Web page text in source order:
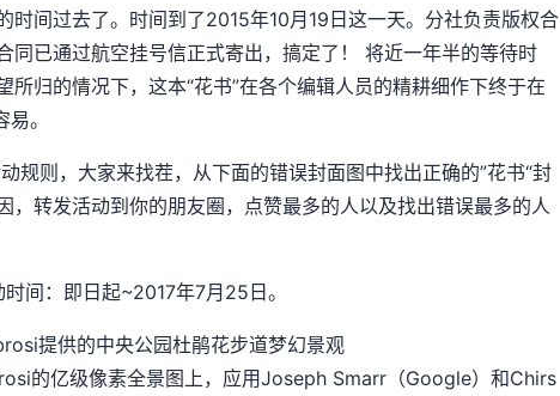
时间过去了。时间到了2015年10月19日这一天。分社负责版权合
同已通过航空挂号信正式寄出，搞定了！ 将近一年半的等待时
所归的情况下，这本“花书”在各个编辑人员的精耕细作下终于在
。
规则，大家来找茬，从下面的错误封面图中找出正确的”花书“封
，转发活动到你的朋友圈，点赞最多的人以及找出错误最多的人
间：即日起~2017年7月25日。
提供的中央公园杜鹃花步道梦幻景观
的亿级像素全景图上，应用Joseph Smarr（Google）和Chirs